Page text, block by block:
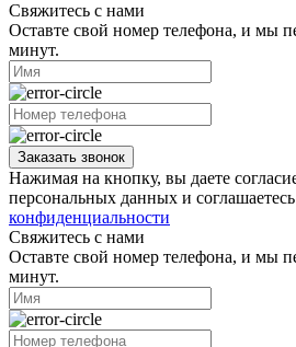
Свяжитесь с нами
Оставте свой номер телефона, и мы
минут.
Заказать звонок
Нажимая на кнопку, вы даете
персональных данных и
конфиденциальности
Свяжитесь с нами
Оставте свой номер телефона, и мы
минут.